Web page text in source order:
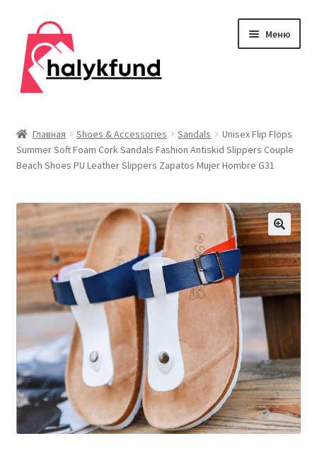
Перейти
навигации
Перейти
содержимому
Меню
меню
Главная
Контакты
Дом и сад
меню
Одежда
Публикации
Главная Shoes & Accessories Sandals
Unisex Flip Flops
Summer Soft Foam Cork Sandals Fashion Antiskid Slippers Couple
Beach Shoes PU Leather Slippers Zapatos Mujer Hombre G31